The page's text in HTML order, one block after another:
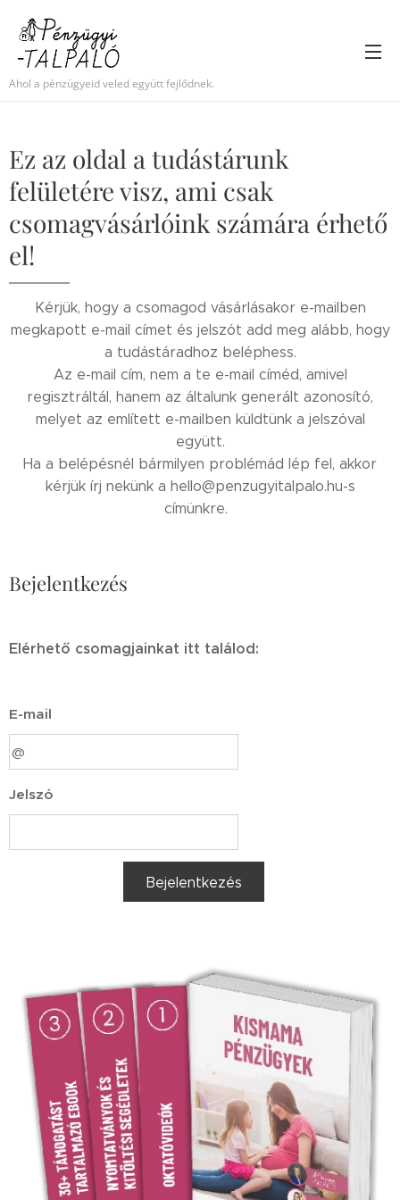
Ahol a pénzügyeid veled együtt fejlődnek.
Ez az oldal a tudástárunk
felületére visz, ami csak
csomagvásárlóink számára érhető
el!
Kérjük, hogy a csomagod vásárlásakor e-mailben
megkapott e-mail címet és jelszót add meg alább, hogy
a tudástáradhoz beléphess.
Az e-mail cím, nem a te e-mail címéd, amivel
regisztráltál, hanem az általunk generált azonosító,
melyet az említett e-mailben küldtünk a jelszóval
együtt.
Ha a belépésnél bármilyen problémád lép fel, akkor
kérjük írj nekünk a hello@penzugyitalpalo.hu-s
címünkre.
Bejelentkezés
Elérhető csomagjainkat itt találod:
E-mail
Jelszó
Bejelentkezés